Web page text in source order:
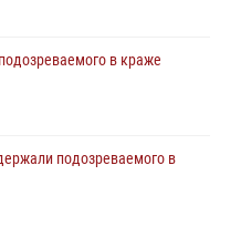
в краже
подозреваемого в